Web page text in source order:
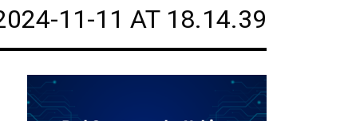
11-11 AT 18.14.39